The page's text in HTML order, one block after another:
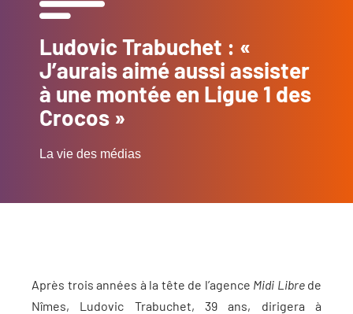
Ludovic Trabuchet : «
J’aurais aimé aussi assister
à une montée en Ligue 1 des
Crocos »
La vie des médias
Après trois années à la tête de l’agence Midi Librede
Nîmes, Ludovic Trabuchet, 39 ans, dirigera à